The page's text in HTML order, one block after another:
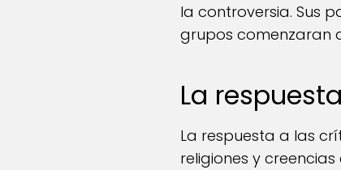
la controversia. Sus
grupos comenzaran
La
La respuesta a las
religiones y